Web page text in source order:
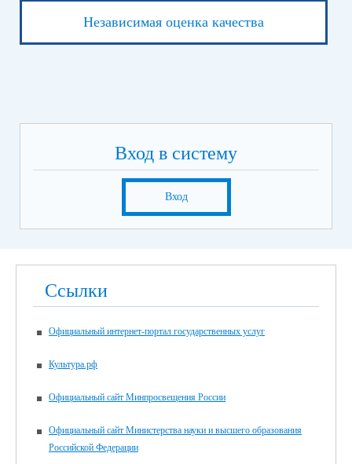
Независимая оценка качества
Вход в систему
Вход
Ссылки
Официальный интернет-портал государственных услуг
Культура.рф
Официальный сайт Минпросвещения России
Официальный сайт Министерства науки и высшего образования
Российской Федерации